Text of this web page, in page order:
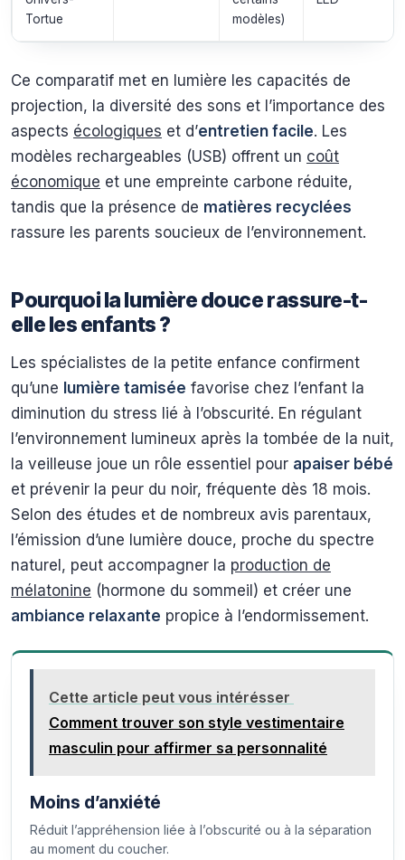
Tortue
modèles)
Ce comparatif met en lumière les capacités de
projection, la diversité des sons et l’importance des
aspects écologiques et d’entretien facile. Les
modèles rechargeables (USB) offrent un coût
économique et une empreinte carbone réduite,
tandis que la présence de matières recyclées
rassure les parents soucieux de l’environnement.
Pourquoi la lumière douce rassure-t-
elle les enfants ?
Les spécialistes de la petite enfance confirment
qu’une lumière tamisée favorise chez l’enfant la
diminution du stress lié à l’obscurité. En régulant
l’environnement lumineux après la tombée de la nuit,
la veilleuse joue un rôle essentiel pour apaiser bébé
et prévenir la peur du noir, fréquente dès 18 mois.
Selon des études et de nombreux avis parentaux,
l’émission d’une lumière douce, proche du spectre
naturel, peut accompagner la production de
mélatonine (hormone du sommeil) et créer une
ambiance relaxante propice à l’endormissement.
Cette article peut vous intérésser
Comment trouver son style vestimentaire
masculin pour affirmer sa personnalité
Moins d’anxiété
Réduit l’appréhension liée à l’obscurité ou à la séparation
au moment du coucher.